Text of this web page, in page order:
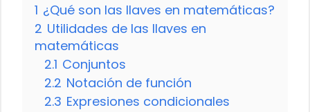
1 ¿Qué son las llaves en matemáticas?
2 Utilidades de las llaves en
matemáticas
2.1 Conjuntos
2.2 Notación de función
2.3 Expresiones condicionales